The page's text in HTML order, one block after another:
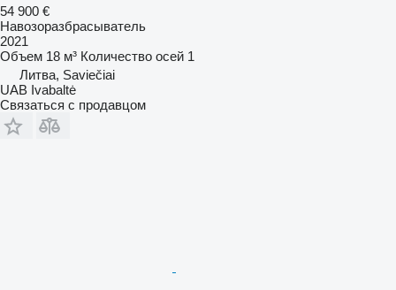
54 900 €
Навозоразбрасыватель
2021
Объем 18 м³ Количество осей 1
Литва, Saviečiai
UAB Ivabaltė
Связаться с продавцом